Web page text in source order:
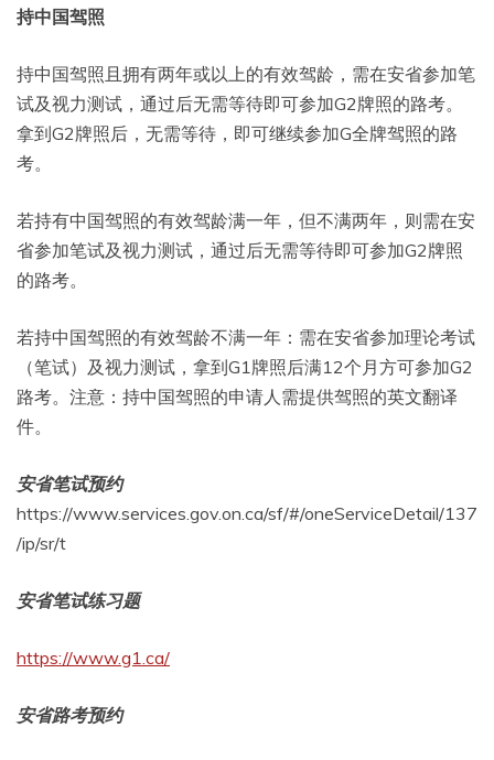
持中国驾照
持中国驾照且拥有两年或以上的有效驾龄，需在安省参加笔
试及视力测试，通过后无需等待即可参加G2牌照的路考。
拿到G2牌照后，无需等待，即可继续参加G全牌驾照的路
考。
若持有中国驾照的有效驾龄满一年，但不满两年，则需在安
省参加笔试及视力测试，通过后无需等待即可参加G2牌照
的路考。
若持中国驾照的有效驾龄不满一年：需在安省参加理论考试
（笔试）及视力测试，拿到G1牌照后满12个月方可参加G2
路考。注意：持中国驾照的申请人需提供驾照的英文翻译
件。
安省笔试预约
https://www.services.gov.on.ca/sf/#/oneServiceDetail/137
/ip/sr/t
安省笔试练习题
https://www.g1.ca/
安省路考预约